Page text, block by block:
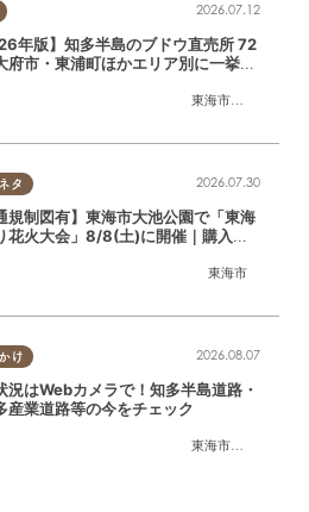
東海市
,大府市
2026.07.12
年版】知多半島のブドウ直売所 72
府市・東浦町ほかエリア別に一挙紹
タ
東海市
2026.07.30
規制図有】東海市大池公園で「東海
花火大会」8/8(土)に開催｜購入方
け
東海市
,大府市
2026.08.07
況はWebカメラで！知多半島道路・
産業道路等の今をチェック